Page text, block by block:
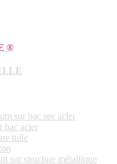
®
sur bac sec acier
bac acier
tuile
sur structure métallique